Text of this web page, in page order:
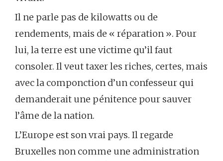
Il ne parle pas de kilowatts ou de
rendements, mais de « réparation ». Pour
lui, la terre est une victime qu’il faut
consoler. Il veut taxer les riches, certes, mais
avec la componction d’un confesseur qui
demanderait une pénitence pour sauver
l’âme de la nation.
L’Europe est son vrai pays. Il regarde
Bruxelles non comme une administration